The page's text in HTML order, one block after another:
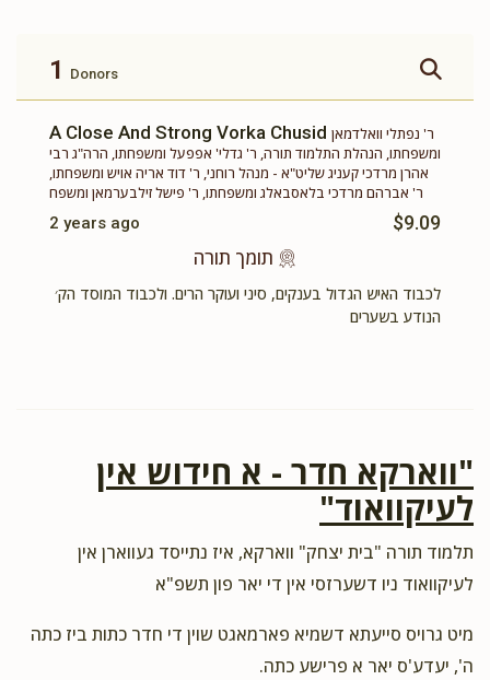
זכות תשב"ר תומך תורה
1 Donors
A Close And Strong Vorka Chusid ר' נפתלי וואלדמאן
ומשפחתו, הנהלת התלמוד תורה, ר' גדלי' אפפעל ומשפחתו, הרה"ג רבי
אהרן מרדכי קעניג שליט"א - מנהל רוחני, ר' דוד אריה אויש ומשפחתו,
ר' אברהם מרדכי בלאסבאלג ומשפחתו, ר' פישל זילבערמאן ומשפח
2 years ago
$9.09
תומך תורה
לכבוד האיש הגדול בענקים, סיני ועוקר הרים. ולכבוד המוסד הק׳
הנודע בשערים
"ווארקא חדר - א חידוש אין
לעיקוואוד"
תלמוד תורה "בית יצחק" ווארקא, איז נתייסד געווארן אין
לעיקוואוד ניו דשערזסי אין די יאר פון תשפ"א
מיט גרויס סייעתא דשמיא פארמאגט שוין די חדר כתות ביז כתה
ה', יעדע'ס יאר א פרישע כתה.